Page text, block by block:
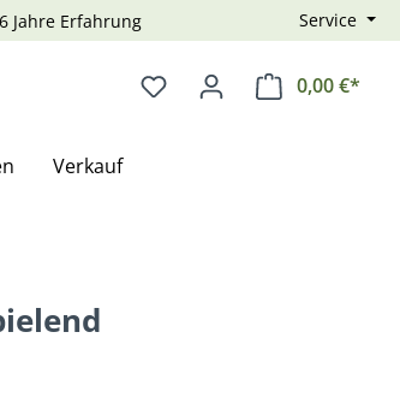
Jahre Erfahrung Service
0,00 €*
Verkauf